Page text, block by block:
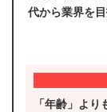
代から業界を
「年齢」よ